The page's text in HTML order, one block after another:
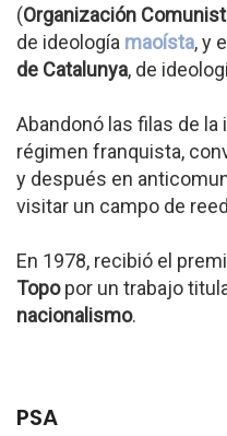
(Organización
de ideología maoísta, y
de Catalunya, de
Abandonó las filas de la
régimen franquista,
y después en
visitar un campo de
En 1978, recibió el
Topopor un trabajo
nacionalismo.
PSA